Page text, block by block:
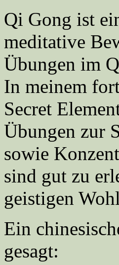
Qi Gong ist
meditative
Übungen im
In meinem
Secret
Übungen zur
sowie
sind gut zu
geistigen
Ein
gesagt: